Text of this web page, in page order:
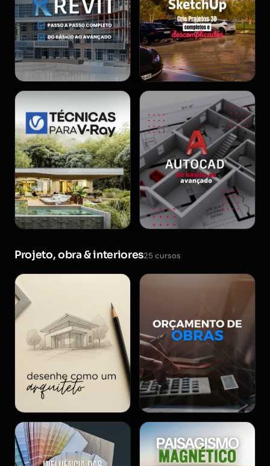
Projeto, obra & interiores25 cursos